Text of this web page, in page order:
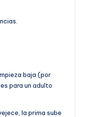
baja (por
para un adulto
la prima sube